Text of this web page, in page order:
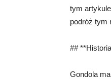
tym
podróż tym
##
Gondola